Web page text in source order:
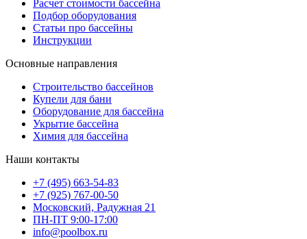
Расчет стоимости бассейна
Подбор оборудования
Статьи про бассейны
Инструкции
Основные направления
Строительство бассейнов
Купели для бани
Оборудование для бассейна
Укрытие бассейна
Химия для бассейна
Наши контакты
+7 (495) 663-54-83
+7 (925) 767-00-50
Московский, Радужная 21
ПН-ПТ 9:00-17:00
info@poolbox.ru